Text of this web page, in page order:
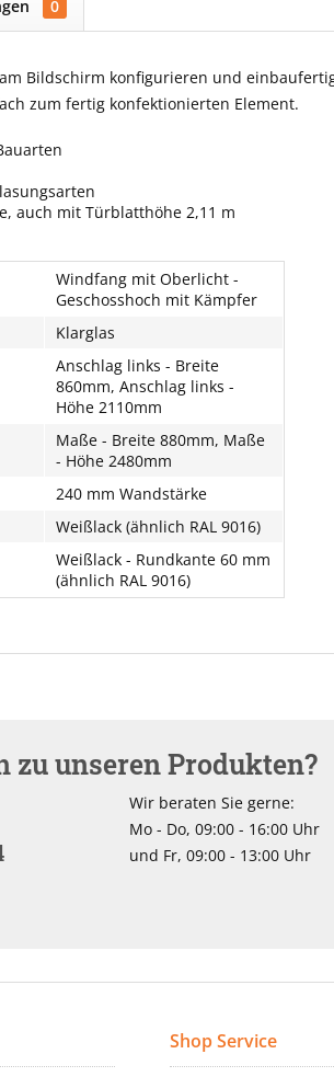
0
Bildschirm konfigurieren und
zum fertig konfektionierten Element.
auch mit Türblatthöhe 2,11 m
Windfang mit Oberlicht -
Geschosshoch mit Kämpfer
Klarglas
Anschlag links - Breite
860mm, Anschlag links -
Höhe 2110mm
Maße - Breite 880mm, Maße
- Höhe 2480mm
240 mm Wandstärke
Weißlack (ähnlich RAL 9016)
Weißlack - Rundkante 60 mm
(ähnlich RAL 9016)
zu unseren Produkten?
Wir beraten Sie gerne:
Mo - Do, 09:00 - 16:00 Uhr
und Fr, 09:00 - 13:00 Uhr
Shop Service